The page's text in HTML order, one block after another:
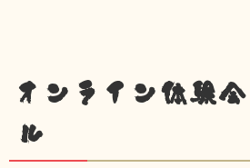
オンライン体験
ル